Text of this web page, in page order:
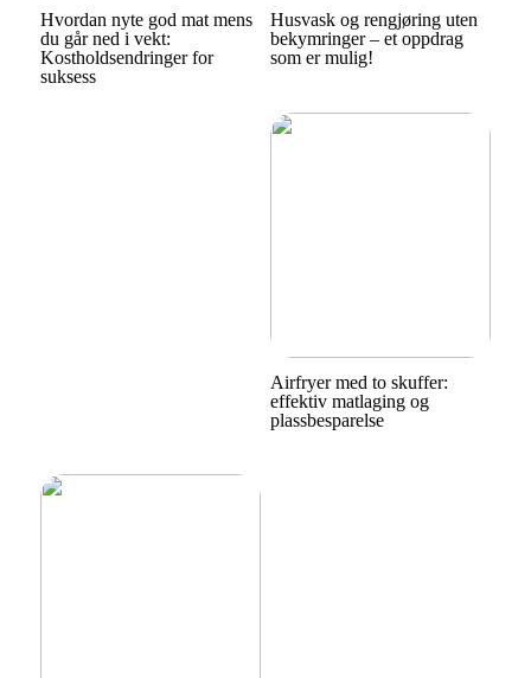
Hvordan nyte god mat mens
du går ned i vekt:
Kostholdsendringer for
suksess
Husvask og rengjøring uten
bekymringer – et oppdrag
som er mulig!
Airfryer med to skuffer:
effektiv matlaging og
plassbesparelse